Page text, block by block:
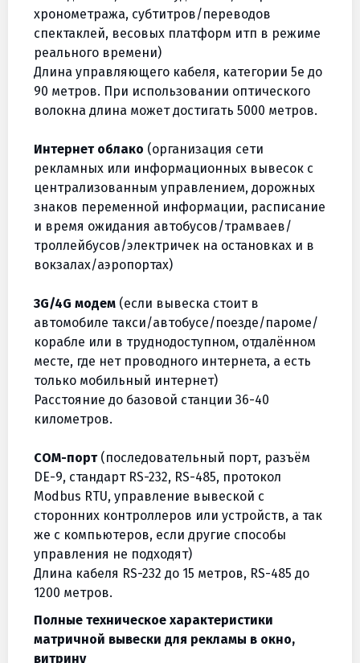
хронометража, субтитров/переводов
спектаклей, весовых платформ итп в режиме
реального времени)
Длина управляющего кабеля, категории 5e до
90 метров. При использовании оптического
волокна длина может достигать 5000 метров.
Интернет облако (организация сети
рекламных или информационных вывесок с
централизованным управлением, дорожных
знаков переменной информации, расписание
и время ожидания автобусов/трамваев/
троллейбусов/электричек на остановках и в
вокзалах/аэропортах)
3G/4G модем (если вывеска стоит в
автомобиле такси/автобусе/поезде/пароме/
корабле или в труднодоступном, отдалённом
месте, где нет проводного интернета, а есть
только мобильный интернет)
Расстояние до базовой станции 36-40
километров.
COM-порт (последовательный порт, разъём
DE-9, стандарт RS-232, RS-485, протокол
Modbus RTU, управление вывеской с
сторонних контроллеров или устройств, а так
же с компьютеров, если другие способы
управления не подходят)
Длина кабеля RS-232 до 15 метров, RS-485 до
1200 метров.
Полные техническое характеристики
матричной вывески для рекламы в окно,
витрину